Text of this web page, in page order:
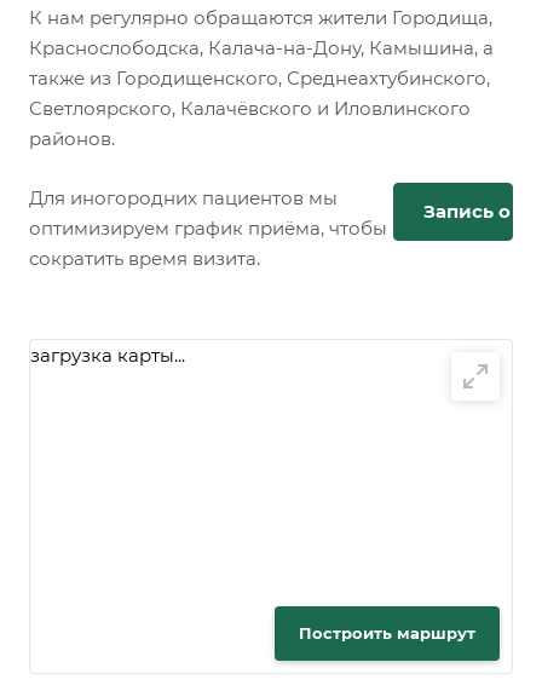
К нам регулярно обращаются жители Городища,
Краснослободска, Калача-на-Дону, Камышина, а
также из Городищенского, Среднеахтубинского,
Светлоярского, Калачёвского и Иловлинского
районов.
Для иногородних пациентов мы
оптимизируем график приёма, чтобы
сократить время визита.
Запись
загрузка карты...
Построить маршрут